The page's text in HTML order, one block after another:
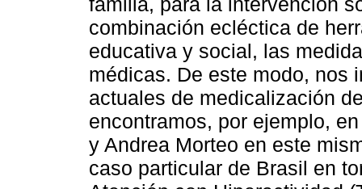
combinación ecléctica de
educativa y social, las
médicas. De este modo, nos
actuales de medicalización
encontramos, por ejemplo,
y Andrea Morteo en este
caso particular de Brasil en